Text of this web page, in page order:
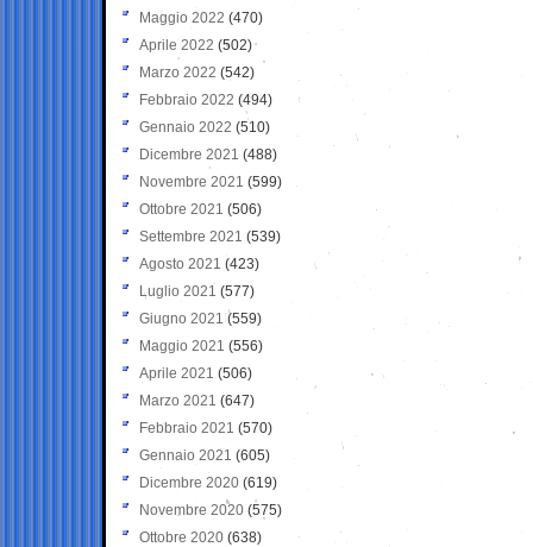
Maggio 2022 (470)
Aprile 2022 (502)
Marzo 2022 (542)
Febbraio 2022 (494)
Gennaio 2022 (510)
Dicembre 2021 (488)
Novembre 2021 (599)
Ottobre 2021 (506)
Settembre 2021 (539)
Agosto 2021 (423)
Luglio 2021 (577)
Giugno 2021(559)
Maggio 2021 (556)
Aprile 2021 (506)
Marzo 2021 (647)
Febbraio 2021 (570)
Gennaio 2021 (605)
Dicembre 2020 (619)
Novembre 2020 (575)
Ottobre 2020 (638)